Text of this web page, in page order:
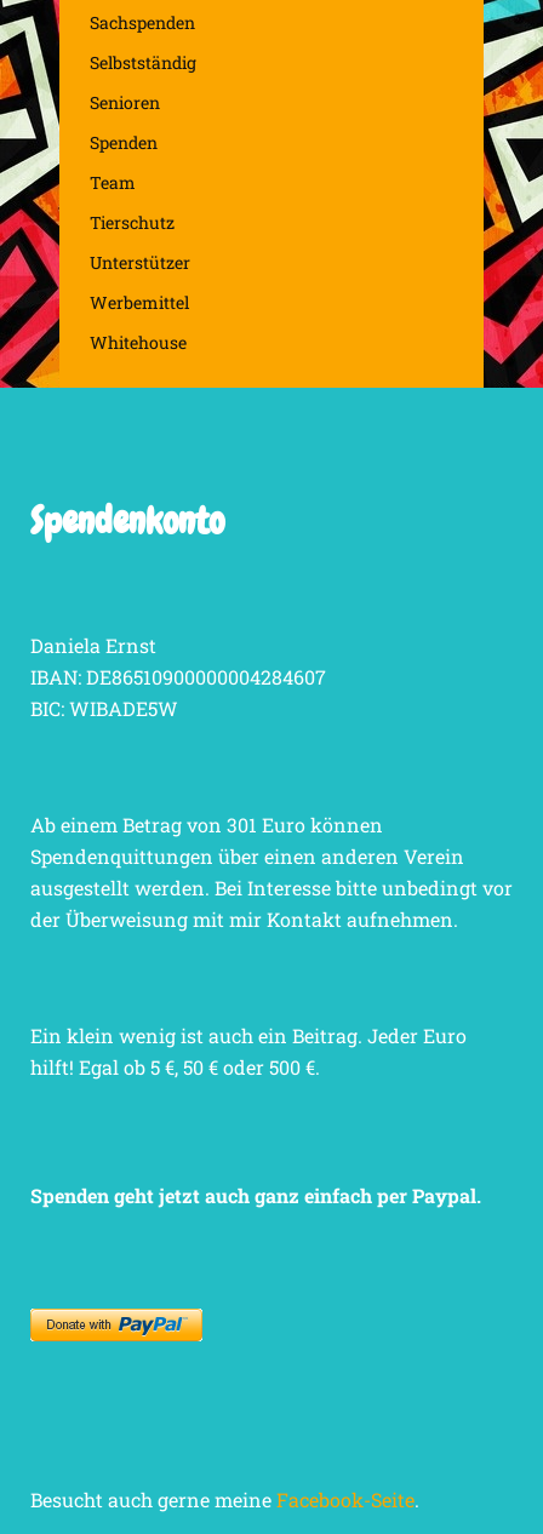
Sachspenden
Selbstständig
Senioren
Spenden
Team
Tierschutz
Unterstützer
Werbemittel
Whitehouse
Spendenkonto
Daniela Ernst
IBAN: DE86510900000004284607
BIC: WIBADE5W
Ab einem Betrag von 301 Euro können
Spendenquittungen über einen anderen Verein
ausgestellt werden. Bei Interesse bitte unbedingt vor
der Überweisung mit mir Kontakt aufnehmen.
Ein klein wenig ist auch ein Beitrag. Jeder Euro
hilft! Egal ob 5 €, 50 € oder 500 €.
Spenden geht jetzt auch ganz einfach per Paypal.
Besucht auch gerne meineFacebook-Seite.